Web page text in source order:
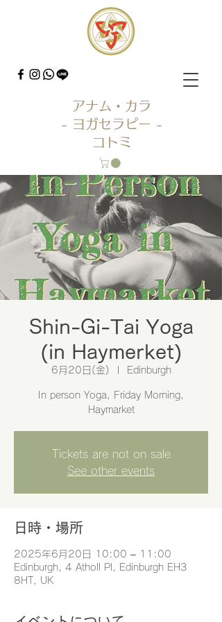
アナム・カラ
- ヨガセラピー -
コトミ
Shin-Gi-Tai Yoga
(in Haymerket)
6月20日(金) Edinburgh
In person Yoga, Friday Morning,
Haymarket
Tickets are not on sale
See other events
日時・場所
2025年6月20日 10:00 – 11:00
Edinburgh, 4 Atholl Pl, Edinburgh EH3
8HT, UK